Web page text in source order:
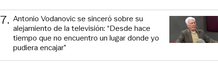
7. Antonio Vodanovic se sinceró sobre su
alejamiento de la televisión: “Desde hace
tiempo que no encuentro un lugar donde yo
pudiera encajar”